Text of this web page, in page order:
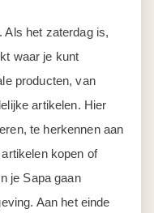
Als het zaterdag is,
waar je kunt
producten, van
artikelen. Hier
te herkennen aan
kopen of
je Sapa gaan
Aan het einde